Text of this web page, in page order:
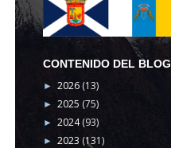
CONTENIDO DEL BLOG
► 2026(13)
► 2025 (75)
► 2024(93)
► 2023 (131)